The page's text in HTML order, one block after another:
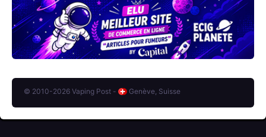
© 2010-2026 Vaping Post - Genève, Suisse